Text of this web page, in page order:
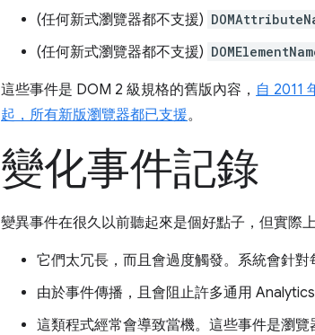
(任何新式瀏覽器都不支援)
(任何新式瀏覽器都不支援)
這些事件是 DOM 2 級規格的舊版內容， 自 2011
起，所有新版瀏覽器都已支援。
變化事件記錄
變異事件在很久以前聽起來是個好點子，但實際
它們太冗長，而且會過度觸發。系統會針對
由於事件傳播，且會阻止許多通用
這類程式經常會導致當機。這些事件是瀏